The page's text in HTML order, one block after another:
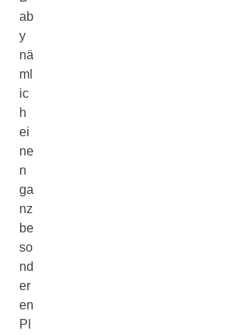
ab
y
nä
ml
ic
h
ei
ne
n
ga
nz
be
so
nd
er
en
Pl